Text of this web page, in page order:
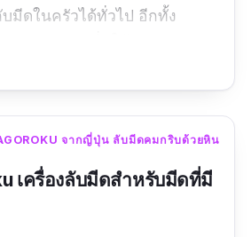
มีดในครัวได้ทั่วไป อีกทั้ง
ษาได้ง่ายด้วยค่ะ
จากญี่ปุ่น ลับมีดคมกริบด้วยหิน
เครื่องลับมีดสำหรับมีดที่มี